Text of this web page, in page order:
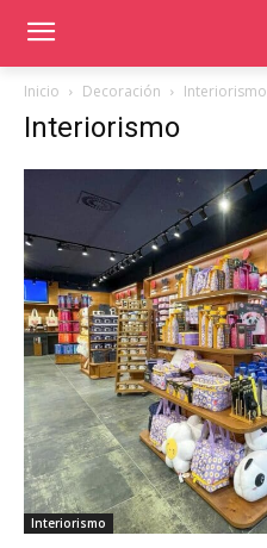
Inicio Decoración Interiorismo
Interiorismo
Interiorismo